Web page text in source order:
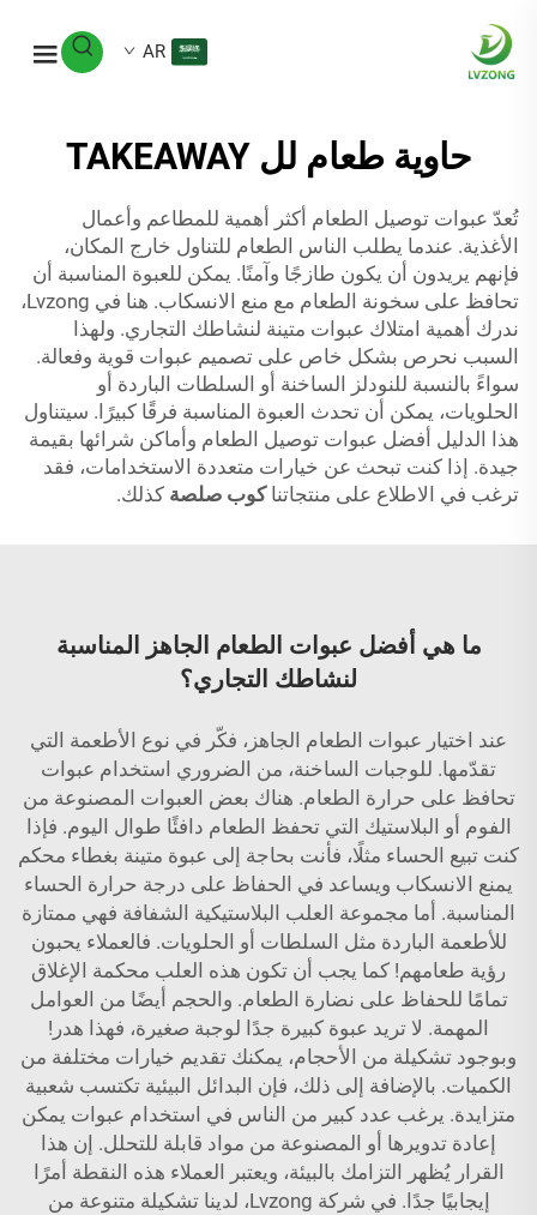
AR
حاوية طعام لل TAKEAWAY
تُعدّ عبوات توصيل الطعام أكثر أهمية للمطاعم وأعمال
الأغذية. عندما يطلب الناس الطعام للتناول خارج المكان،
فإنهم يريدون أن يكون طازجًا وآمنًا. يمكن للعبوة المناسبة أن
تحافظ على سخونة الطعام مع منع الانسكاب. هنا في Lvzong،
ندرك أهمية امتلاك عبوات متينة لنشاطك التجاري. ولهذا
السبب نحرص بشكل خاص على تصميم عبوات قوية وفعالة.
سواءً بالنسبة للنودلز الساخنة أو السلطات الباردة أو
الحلويات، يمكن أن تحدث العبوة المناسبة فرقًا كبيرًا. سيتناول
هذا الدليل أفضل عبوات توصيل الطعام وأماكن شرائها بقيمة
جيدة. إذا كنت تبحث عن خيارات متعددة الاستخدامات، فقد
ترغب في الاطلاع على منتجاتناكوب صلصة كذلك.
ما هي أفضل عبوات الطعام الجاهز المناسبة
لنشاطك التجاري؟
عند اختيار عبوات الطعام الجاهز، فكّر في نوع الأطعمة التي
تقدّمها. للوجبات الساخنة، من الضروري استخدام عبوات
تحافظ على حرارة الطعام. هناك بعض العبوات المصنوعة من
الفوم أو البلاستيك التي تحفظ الطعام دافئًا طوال اليوم. فإذا
كنت تبيع الحساء مثلًا، فأنت بحاجة إلى عبوة متينة بغطاء محكم
يمنع الانسكاب ويساعد في الحفاظ على درجة حرارة الحساء
المناسبة. أما مجموعة العلب البلاستيكية الشفافة فهي ممتازة
للأطعمة الباردة مثل السلطات أو الحلويات. فالعملاء يحبون
رؤية طعامهم! كما يجب أن تكون هذه العلب محكمة الإغلاق
تمامًا للحفاظ على نضارة الطعام. والحجم أيضًا من العوامل
المهمة. لا تريد عبوة كبيرة جدًا لوجبة صغيرة، فهذا هدر!
وبوجود تشكيلة من الأحجام، يمكنك تقديم خيارات مختلفة من
الكميات. بالإضافة إلى ذلك، فإن البدائل البيئية تكتسب شعبية
متزايدة. يرغب عدد كبير من الناس في استخدام عبوات يمكن
إعادة تدويرها أو المصنوعة من مواد قابلة للتحلل. إن هذا
القرار يُظهر التزامك بالبيئة، ويعتبر العملاء هذه النقطة أمرًا
إيجابيًا جدًا. في شركة Lvzong، لدينا تشكيلة متنوعة من